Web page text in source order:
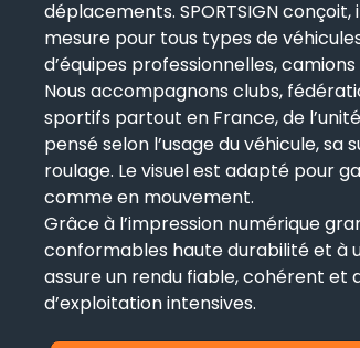
déplacements. SPORTSIGN
mesure pour tous types de
d’équipes professionnelles,
Nous accompagnons clubs,
sportifs partout en France, de
pensé selon l’usage du véhicule,
roulage. Le visuel est adapté pour
comme en mouvement.
Grâce à l’impression numérique
conformables haute durabilité et à
assure un rendu fiable, cohérent et
d’exploitation intensives.